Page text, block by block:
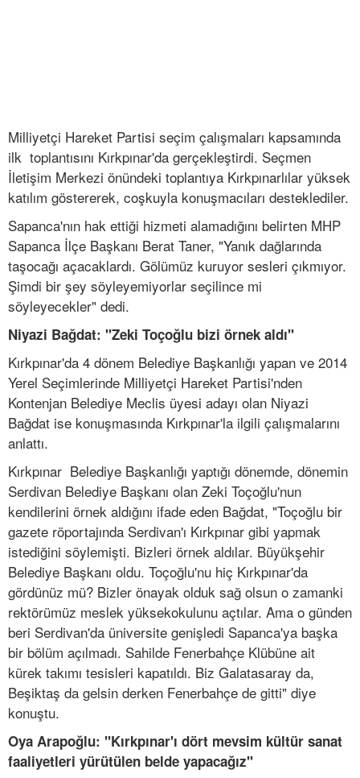
Milliyetçi Hareket Partisi seçim çalışmaları kapsamında
ilk toplantısını Kırkpınar'da gerçekleştirdi. Seçmen
İletişim Merkezi önündeki toplantıya Kırkpınarlılar yüksek
katılım göstererek, coşkuyla konuşmacıları desteklediler.
Sapanca'nın hak ettiği hizmeti alamadığını belirten MHP
Sapanca İlçe Başkanı Berat Taner, "Yanık dağlarında
taşocağı açacaklardı. Gölümüz kuruyor sesleri çıkmıyor.
Şimdi bir şey söyleyemiyorlar seçilince mi
söyleyecekler" dedi.
Niyazi Bağdat: "Zeki Toçoğlu bizi örnek aldı"
Kırkpınar'da 4 dönem Belediye Başkanlığı yapan ve 2014
Yerel Seçimlerinde Milliyetçi Hareket Partisi'nden
Kontenjan Belediye Meclis üyesi adayı olan Niyazi
Bağdat ise konuşmasında Kırkpınar'la ilgili çalışmalarını
anlattı.
Kırkpınar Belediye Başkanlığı yaptığı dönemde, dönemin
Serdivan Belediye Başkanı olan Zeki Toçoğlu'nun
kendilerini örnek aldığını ifade eden Bağdat, "Toçoğlu bir
gazete röportajında Serdivan'ı Kırkpınar gibi yapmak
istediğini söylemişti. Bizleri örnek aldılar. Büyükşehir
Belediye Başkanı oldu. Toçoğlu'nu hiç Kırkpınar'da
gördünüz mü? Bizler önayak olduk sağ olsun o zamanki
rektörümüz meslek yüksekokulunu açtılar. Ama o günden
beri Serdivan'da üniversite genişledi Sapanca'ya başka
bir bölüm açılmadı. Sahilde Fenerbahçe Klübüne ait
kürek takımı tesisleri kapatıldı. Biz Galatasaray da,
Beşiktaş da gelsin derken Fenerbahçe de gitti" diye
konuştu.
Oya Arapoğlu: "Kırkpınar'ı dört mevsim kültür sanat
faaliyetleri yürütülen belde yapacağız"